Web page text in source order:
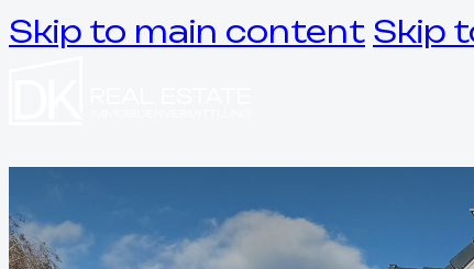
Skip to main content Skip
SELL